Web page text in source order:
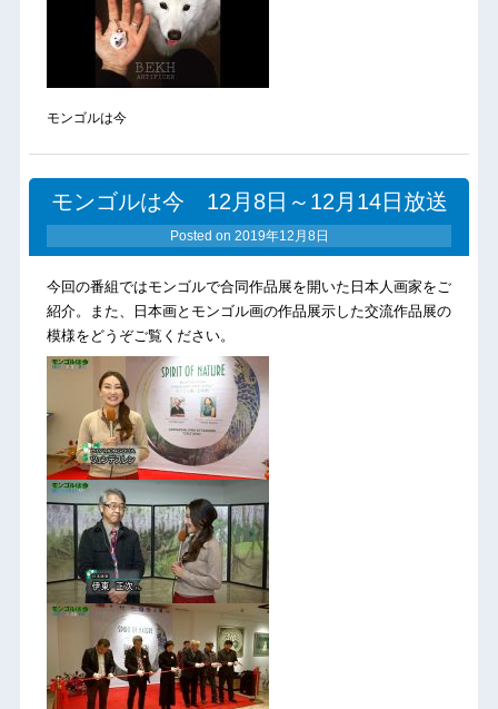
モンゴルは今
モンゴルは今 12月8日～12月14日放送
Posted on 2019年12月8日
今回の番組ではモンゴルで合同作品展を開いた日本人画家をご
紹介。また、日本画とモンゴル画の作品展示した交流作品展の
模様をどうぞご覧ください。